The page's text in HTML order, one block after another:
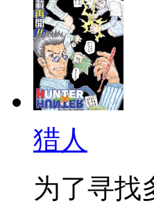
猎人
为了寻找